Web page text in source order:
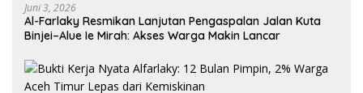
Juni 3, 2026
Al-Farlaky Resmikan Lanjutan Pengaspalan Jalan Kuta
Binjei–Alue Ie Mirah: Akses Warga Makin Lancar